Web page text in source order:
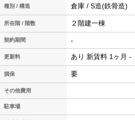
種別 / 構造 倉庫 / S造(鉄骨造)
所在階 / 階数 ２階建一棟
契約期間 -
更新料 あり 新賃料 1ヶ月 -
損保 要
その他費用
駐車場